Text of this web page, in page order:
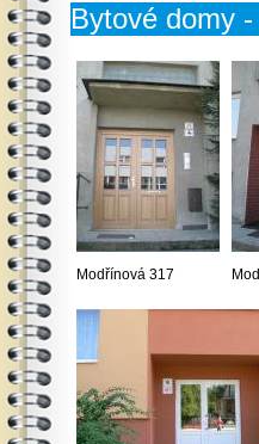
Bytové domy
Modřínová 317